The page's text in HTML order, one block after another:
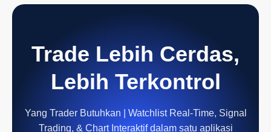
Trade Lebih Cerdas,
Lebih Terkontrol
Yang Trader Butuhkan | Watchlist Real-Time, Signal
Trading, & Chart Interaktif dalam satu aplikasi